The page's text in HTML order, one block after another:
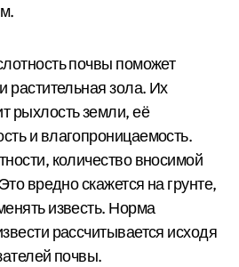
почвы поможет
растительная зола. Их
рыхлость земли, её
и влагопроницаемость.
количество вносимой
вредно скажется на грунте,
известь. Норма
рассчитывается исходя
почвы.